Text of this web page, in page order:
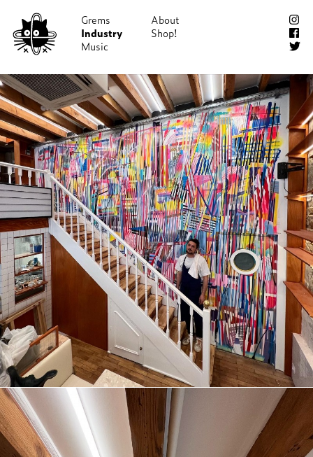
Grems
Industry
Music
About